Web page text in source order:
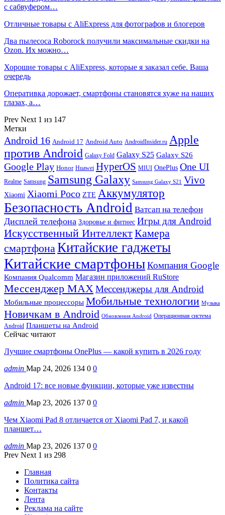
с сабвуфером…
Отличные товары с AliExpress для фотографов и блогеров
Два пылесоса Roborock получили максимальные скидки на
Ozon. Их можно…
Хорошие товары с AliExpress, которые я заказал себе. Ваша
очередь
Оперативка дорожает, смартфоны становятся хуже на наших
глазах, а…
Prev Next 1 из 147
Метки
Android 16 Android 17 Android Auto AndroidInsider.ru Apple
против Android Galaxy Fold Galaxy S25 Galaxy S26
Google Play Honor Huawei HyperOS MIUI OnePlus One UI
Realme Samsung Samsung Galaxy Samsung Galaxy S21 Vivo
Xiaomi Xiaomi Poco ZTE Аккумулятор
Безопасность Android Ватсап на телефон
Дисплей телефона Здоровье и фитнес Игры для Android
Искусственный ИнтеллектКамера
смартфона Китайские гаджеты
Китайские смартфоныКомпания Google
Компания Qualcomm Магазин приложений RuStore
Мессенджер MAX Мессенджеры для Android
Мобильные процессоры Мобильные технологии Музыка
Новичкам в Android Обновления Android Операционная система
Android Планшеты на Android
Сейчас читают
Лучшие смартфоны OnePlus — какой купить в 2026 году
admin Мар 24, 2026 134 0 0
Android 17: все новые функции, которые уже известны
admin Мар 23, 2026 137 0 0
Чем Xiaomi Pad 8 отличается от Xiaomi Pad 7, и какой
планшет…
admin Мар 23, 2026 137 0 0
Prev Next 1 из 298
Главная
Политика сайта
Контакты
Лента
Реклама на сайте